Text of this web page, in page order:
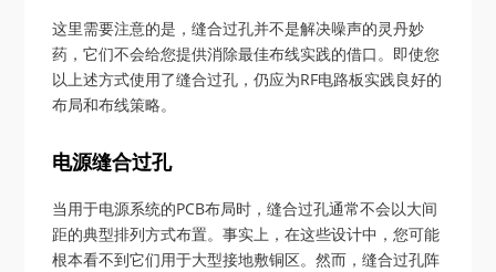
这里需要注意的是，缝合过孔并不是解决噪声的灵丹妙
药，它们不会给您提供消除最佳布线实践的借口。即使您
以上述方式使用了缝合过孔，仍应为RF电路板实践良好的
布局和布线策略。
电源缝合过孔
当用于电源系统的PCB布局时，缝合过孔通常不会以大间
距的典型排列方式布置。事实上，在这些设计中，您可能
根本看不到它们用于大型接地敷铜区。然而，缝合过孔阵